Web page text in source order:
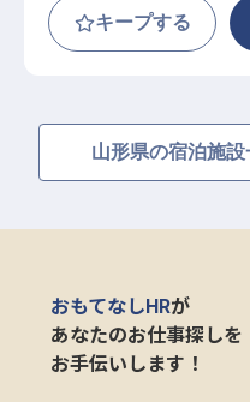
キープする
山形県の宿泊施
おもてなしHRが
あなたのお仕事探しを
お手伝いします！